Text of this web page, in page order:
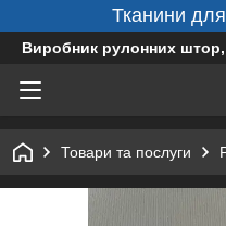
Тканини
Виробник рулонних штор,
Товари та послуги